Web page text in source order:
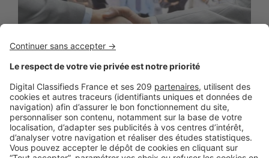
AU QUOTIDIEN,LE MARCHÉ
Le digital : quels atouts pour la
transaction immobilière ? Le colloque